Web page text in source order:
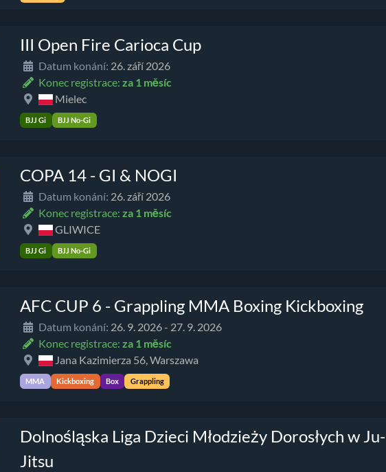
III Open Fire Carioca Cup
Datum konání: 26. září 2026
Konec registrace: za 1 měsíc
Mielec
BJJ Gi BJJ No-Gi
COPA 14 - GI & NOGI
Datum konání: 26. září 2026
Konec registrace: za 1 měsíc
GLIWICE
BJJ Gi BJJ No-Gi
AFC CUP 6 - Grappling MMA Boxing Kickboxing
Datum konání: 26. 9. 2026 - 27. 9. 2026
Konec registrace: za 1 měsíc
Jana Kazimierza 56, Warszawa
MMA Kickboxing Box Grappling
Dolnośląska Liga Dzieci Młodzieży Dorosłych w Ju-
Jitsu